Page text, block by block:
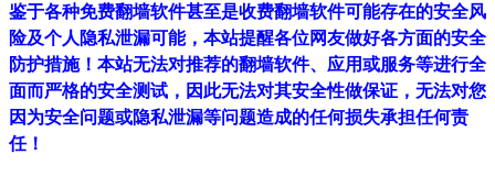
鉴于各种免费翻墙软件甚至是收费翻墙软件可能存在的安全风
险及个人隐私泄漏可能，本站提醒各位网友做好各方面的安全
防护措施！本站无法对推荐的翻墙软件、应用或服务等进行全
面而严格的安全测试，因此无法对其安全性做保证，无法对您
因为安全问题或隐私泄漏等问题造成的任何损失承担任何责
任！